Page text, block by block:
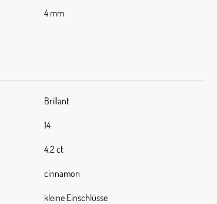
4 mm
Brillant
14
4,2 ct
cinnamon
kleine Einschlüsse